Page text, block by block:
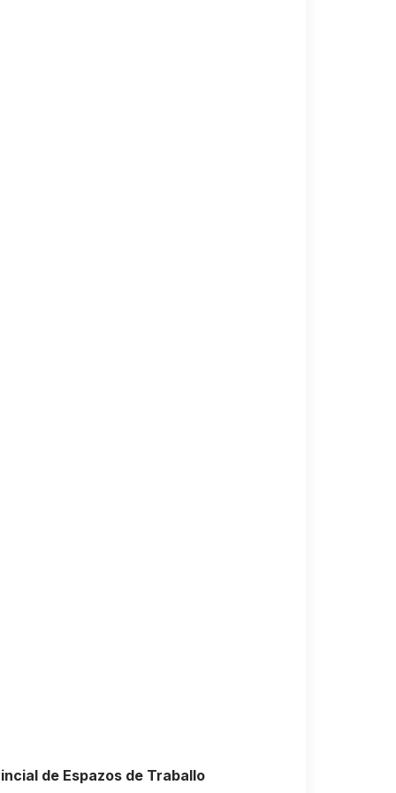
de Espazos de Traballo